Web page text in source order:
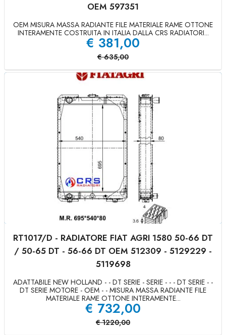
OEM 597351
OEM MISURA MASSA RADIANTE FILE MATERIALE RAME OTTONE
INTERAMENTE COSTRUITA IN ITALIA DALLA CRS RADIATORI...
€ 381,00
€ 635,00
RT1017/D - RADIATORE FIAT AGRI 1580 50-66 DT
/ 50-65 DT - 56-66 DT OEM 512309 - 5129229 -
5119698
ADATTABILE NEW HOLLAND - - DT SERIE - SERIE - - - DT SERIE - -
DT SERIE MOTORE - OEM - - MISURA MASSA RADIANTE FILE
MATERIALE RAME OTTONE INTERAMENTE...
€ 732,00
€ 1220,00